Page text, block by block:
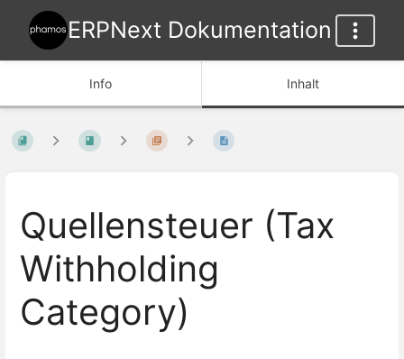
ERPNext Dokumentation
Info Inhalt
Quellensteuer (Tax
Withholding
Category)